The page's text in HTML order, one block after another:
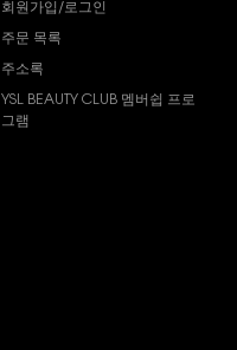
회원가입/로그인
주문 목록
주소록
YSL BEAUTY CLUB 멤버쉽 프로
그램